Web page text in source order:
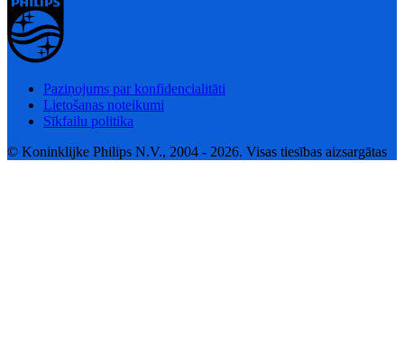
Paziņojums par konfidencialitāti
Lietošanas noteikumi
Sīkfailu politika
© Koninklijke Philips N.V., 2004 - 2026. Visas tiesības aizsargātas